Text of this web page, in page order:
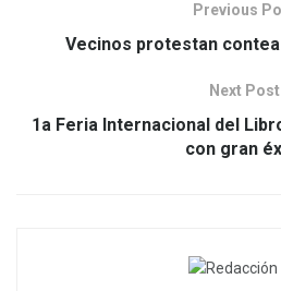
Previous
Vecinos protestan
Next Post
1a Feria Internacional del
con gran